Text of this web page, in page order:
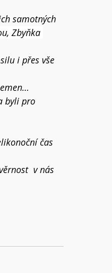
samotných
Zbyňka
i přes vše
byli pro
čas
v nás